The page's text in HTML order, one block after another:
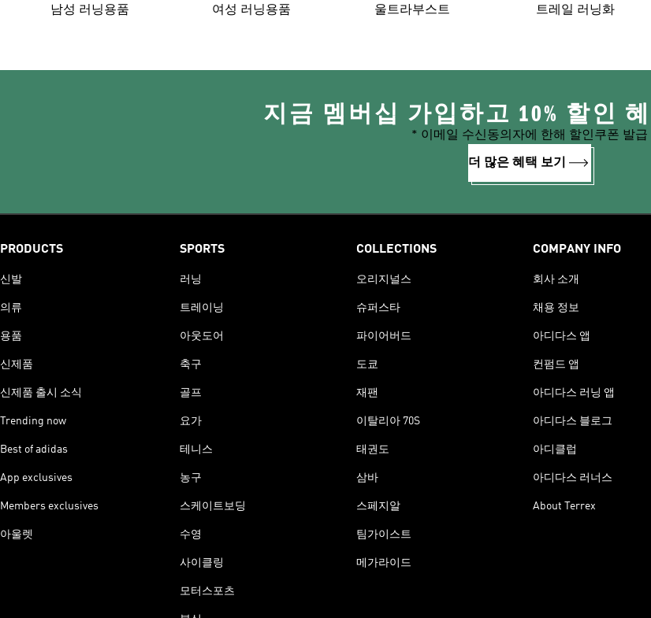
남성 러닝용품 여성 러닝용품 울트라부스트 트레일 러닝화
지금 멤버십 가입하고 10% 할인
* 이메일 수신동의자에 한해 할인쿠폰 발급
더 많은 혜택 보기
PRODUCTS
신발
의류
용품
신제품
신제품 출시 소식
Trending now
Best of adidas
App exclusives
Members exclusives
아울렛
SPORTS
러닝
트레이닝
아웃도어
축구
골프
요가
테니스
농구
스케이트보딩
수영
사이클링
모터스포츠
COLLECTIONS
오리지널스
슈퍼스타
파이어버드
도쿄
재팬
이탈리아 70S
태권도
삼바
스페지알
팀가이스트
메가라이드
COMPANY INFO
회사 소개
채용 정보
아디다스 앱
컨펌드 앱
아디다스 러닝 앱
아디다스 블로그
아디클럽
아디다스 러너스
About Terrex